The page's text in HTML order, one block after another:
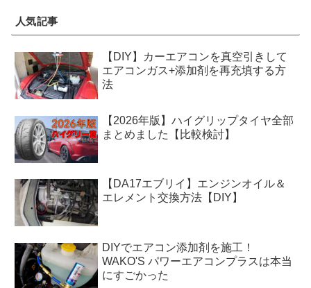
人気記事
【DIY】カーエアコンを真空引きして
エアコンガス+添加剤を再充填する方
法
【2026年版】ハイグリップタイヤ全部
まとめました【比較検討】
【DA17エブリイ】エンジンオイル＆
エレメント交換方法【DIY】
DIYでエアコン添加剤を施工！
WAKO'S パワーエアコンプラスは本当
にすごかった